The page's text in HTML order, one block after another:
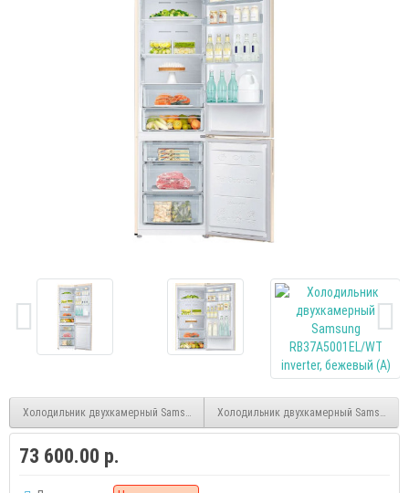
Холодильник двухкамерный Samsung RB37A5000WW/WT inverter, белый (A)
Холодильник двухкамерный Samsung
73 600.00 р.